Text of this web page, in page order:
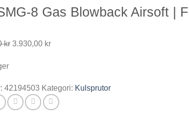
8 Gas Blowback Airsoft |
kr Det
4.323,00 kr.
3.930,00 krDet
3.930,00 kr.
42194503 Kategori: Kulsprutor